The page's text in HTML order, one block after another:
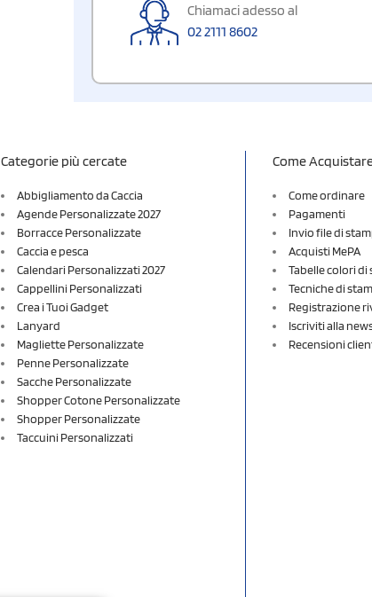
Chiamaci adesso al
02 2111 8602
Categorie più cercate
Abbigliamento da Caccia
Agende Personalizzate 2027
Borracce Personalizzate
Caccia e pesca
Calendari Personalizzati 2027
Cappellini Personalizzati
Crea i Tuoi Gadget
Lanyard
Magliette Personalizzate
Penne Personalizzate
Sacche Personalizzate
Shopper Cotone Personalizzate
Shopper Personalizzate
Taccuini Personalizzati
Come
Come ordinare
Pagamenti
Invio file di
Acquisti MePA
Tabelle colori di
Tecniche di
Registrazione
Iscriviti alla
Recensioni